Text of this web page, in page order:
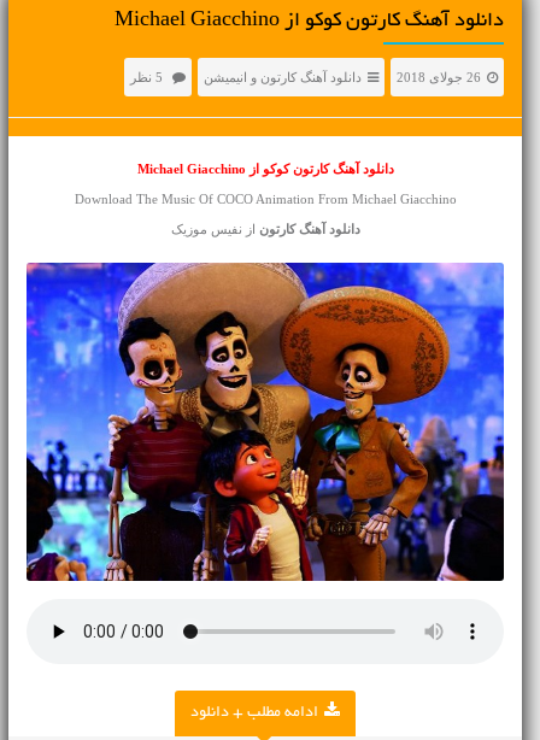
دانلود آهنگ کارتون کوکو از Michael Giacchino
26 جولای 2018 دانلود آهنگ کارتون و انیمیشن
دانلود آهنگ کارتون کوکو از Michael Giacchino
Download The Music Of COCO Animation From Michael Giacchino
دانلود آهنگ کارتون از نفیس موزیک
ادامه مطلب + دانلود